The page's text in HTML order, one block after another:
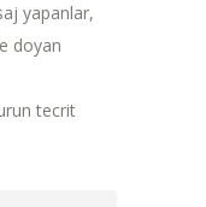
yapanlar,
doyan
tecrit